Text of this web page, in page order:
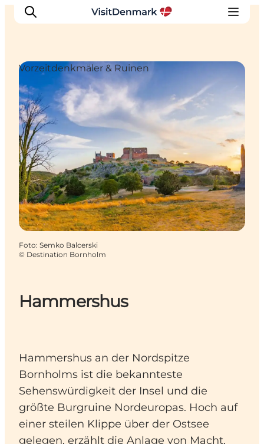
Inspiration
Regionen
Erlebnisse
Unterkünfte
Reiseplanung
Hammershus
Hammershus an der Nordspitze
Bornholms ist die bekannteste
Sehenswürdigkeit der Insel und die
größte Burgruine Nordeuropas. Hoch auf
einer steilen Klippe über der Ostsee
gelegen, erzählt die Anlage von Macht,
Vorzeitdenkmäler & Ruinen
Foto: Semko Balcerski
© Destination Bornholm